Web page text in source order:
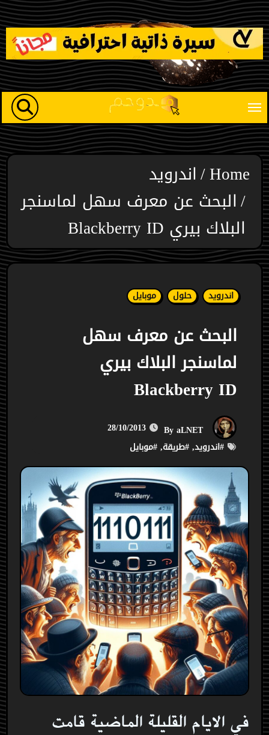
Skip
to
content
Home اندرويد
البحث عن معرف سهل لماسنجر
البلاك بيري Blackberry ID
اندرويد حلول موبايل
البحث عن معرف سهل
لماسنجر البلاك بيري
Blackberry ID
aLNET
28/10/2013
#اندرويد, #طريقة, #موبايل
في الايام القليلة الماضية قامت